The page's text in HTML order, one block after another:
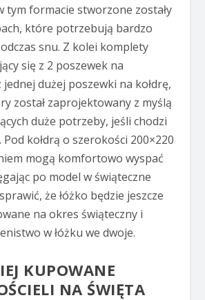
tym formacie stworzone zostały
które potrzebują bardzo
snu. Z kolei komplety
się z 2 poszewek na
dużej poszewki na kołdrę,
został zaprojektowany z myślą
duże potrzeby, jeśli chodzi
kołdrą o szerokości 200×220
mogą komfortowo wyspać
po model w świąteczne
że łóżko będzie jeszcze
na okres świąteczny i
w łóżku we dwoje.
KUPOWANE
NA ŚWIĘTA